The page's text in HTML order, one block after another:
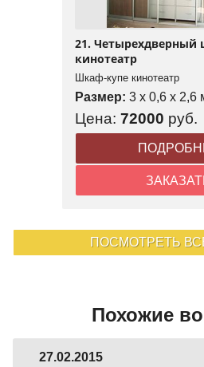
21. Четырехдверный
кинотеатр
Шкаф-купе кинотеатр
Размер: 3 x 0,6 x 2,6
Цена: 72000 руб.
ПОСМОТРЕТЬ
Похожие
27.02.2015